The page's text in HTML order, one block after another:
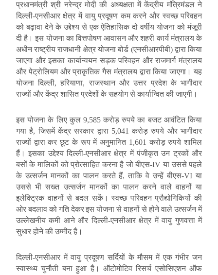
प्रधानमंत्री श्री नरेन्‍द्र मोदी की अध्यक्षता में केंद्रीय मंत्रिमंडल ने
दिल्ली-एनसीआर क्षेत्र में वायु प्रदूषण कम करने और स्वच्छ परिवहन
को बढ़ावा देने के उद्देश्य से एक ऐतिहासिक दो वर्षीय योजना को मंजूरी
दी है। इस योजना का वित्तपोषण आवासन और शहरी कार्य मंत्रालय के
अधीन राष्ट्रीय राजधानी क्षेत्र योजना बोर्ड (एनसीआरपीबी) द्वारा किया
जाएगा और इसका कार्यान्वयन सड़क परिवहन और राजमार्ग मंत्रालय
और पेट्रोलियम और प्राकृतिक गैस मंत्रालय द्वारा किया जाएगा। यह
योजना दिल्ली, हरियाणा, राजस्थान और उत्तर प्रदेश के भागीदार
राज्यों और केंद्र शासित प्रदेशों के सहयोग से कार्यान्वित की जाएगी।
इस योजना के लिए कुल 9,585 करोड़ रुपये का बजट आवंटित किया
गया है, जिसमें केंद्र सरकार द्वारा 5,041 करोड़ रुपये और भागीदार
राज्यों द्वारा कर छूट के रूप में अनुमानित 1,601 करोड़ रुपये शामिल
हैं। इसका उद्देश्य दिल्ली-एनसीआर क्षेत्र में पंजीकृत उन ट्रकों और
बसों के मालिकों को प्रोत्साहित करना है जो बीएस-IV या उससे पहले
के उत्सर्जन मानकों का पालन करते हैं, ताकि वे उन्हें बीएस-VI या
उससे भी सख्त उत्सर्जन मानकों का पालन करने वाले वाहनों या
इलेक्ट्रिक वाहनों से बदल सकें। स्वच्छ परिवहन प्रौद्योगिकियों की
ओर बदलाव को गति देकरइस योजना से वाहनों से होने वाले उत्सर्जन में
उल्लेखनीय कमी आने और दिल्ली-एनसीआर क्षेत्र में वायु गुणवत्ता में
सुधार होने की उम्मीद है।
दिल्ली-एनसीआर में वायु प्रदूषण सर्दियों के मौसम में एक गंभीर जन
स्वास्थ्य चुनौती बना हुआ है। ऑटोमोटिव रिसर्च एसोसिएशन ऑफ